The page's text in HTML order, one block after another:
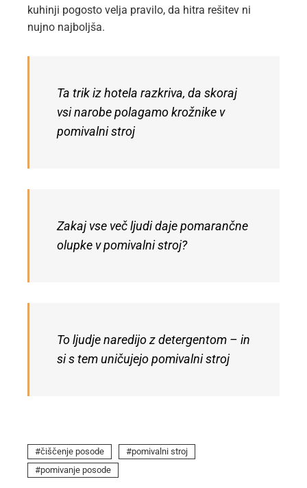
kuhinji pogosto velja pravilo, da hitra rešitev ni
nujno najboljša.
Ta trik iz hotela razkriva, da skoraj
vsi narobe polagamo krožnike v
pomivalni stroj
Zakaj vse več ljudi daje pomarančne
olupke v pomivalni stroj?
To ljudje naredijo z detergentom – in
si s tem uničujejo pomivalni stroj
čiščenje posode
pomivalni stroj
pomivanje posode